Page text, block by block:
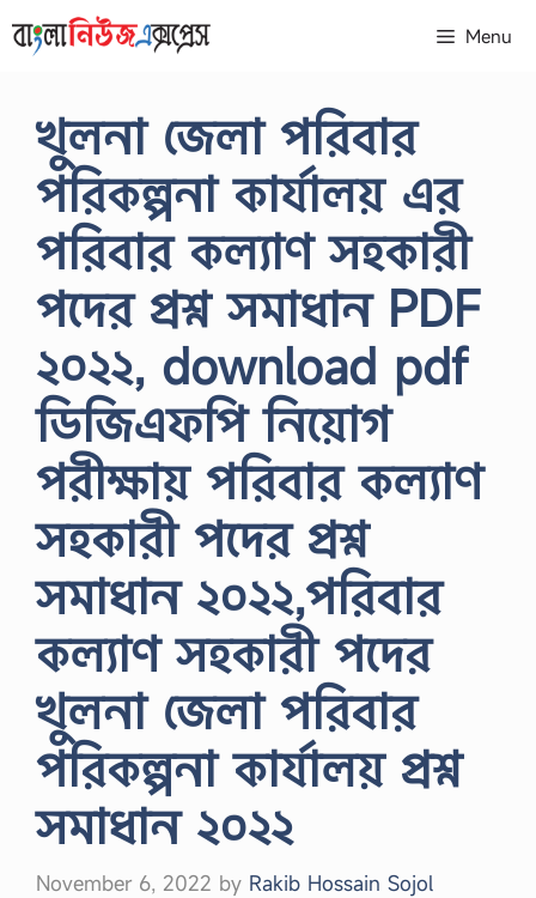
to
Menu
খুলনা জেলা পরিবার
পরিকল্পনা কার্যালয় এর
পরিবার কল্যাণ সহকারী
পদের প্রশ্ন সমাধান PDF
২০২২, download pdf
ডিজিএফপি নিয়োগ
পরীক্ষায় পরিবার কল্যাণ
সহকারী পদের প্রশ্ন
সমাধান ২০২২,পরিবার
কল্যাণ সহকারী পদের
খুলনা জেলা পরিবার
পরিকল্পনা কার্যালয় প্রশ্ন
সমাধান ২০২২
November 6, 2022 by Rakib Hossain Sojol